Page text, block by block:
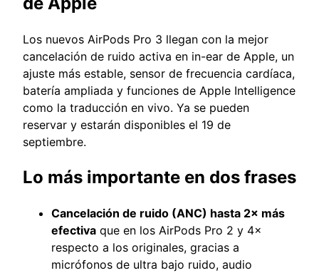
Los nuevos AirPods Pro 3 llegan con la mejor
cancelación de ruido activa en in-ear de Apple, un
ajuste más estable, sensor de frecuencia cardíaca,
batería ampliada y funciones de Apple Intelligence
como la traducción en vivo. Ya se pueden
reservar y estarán disponibles el 19 de
septiembre.
Lo más importante en dos frases
Cancelación de ruido (ANC) hasta 2× más
efectiva que en los AirPods Pro 2 y 4×
respecto a los originales, gracias a
micrófonos de ultra bajo ruido, audio